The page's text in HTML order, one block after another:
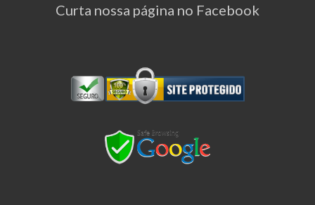
Curta nossa página no Facebook